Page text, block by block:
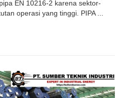
EN 10216-2 karena sektor-
operasi yang tinggi. PIPA ...